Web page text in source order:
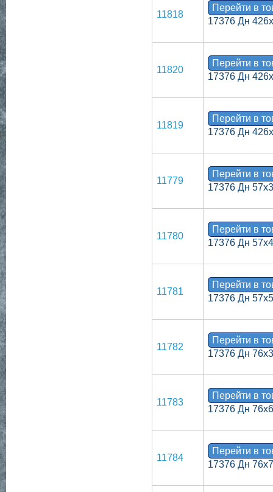
11818
Перейти в
17376 Дн
11820
Перейти в
17376 Дн
11819
Перейти в
17376 Дн
11779
Перейти в
17376 Дн 57х3
11780
Перейти в
17376 Дн 57х4
11781
Перейти в
17376 Дн 57х5
11782
Перейти в
17376 Дн
11783
Перейти в
17376 Дн 76х6
11784
Перейти в
17376 Дн 76х7